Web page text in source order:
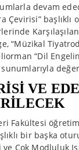
devam
Çevirisi”
“Müzikal
“Dil
sunumlarıyla
VE
Fakültesi
bir başka
ve Çok Modluluk